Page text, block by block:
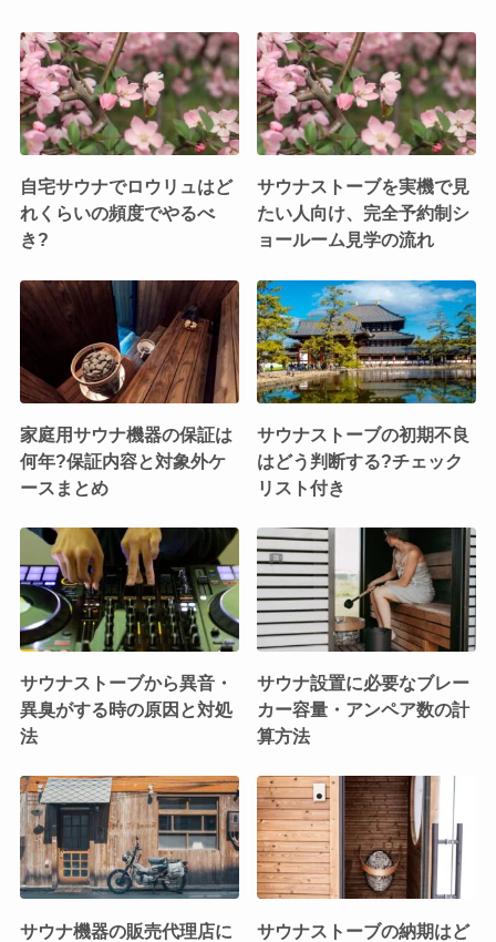
自宅サウナでロウリュはど
れくらいの頻度でやるべ
き?
サウナストーブを実機で見
たい人向け、完全予約制シ
ョールーム見学の流れ
家庭用サウナ機器の保証は
何年?保証内容と対象外ケ
ースまとめ
サウナストーブの初期不良
はどう判断する?チェック
リスト付き
サウナストーブから異音・
異臭がする時の原因と対処
法
サウナ設置に必要なブレー
カー容量・アンペア数の計
算方法
サウナ機器の販売代理店に
サウナストーブの納期はど